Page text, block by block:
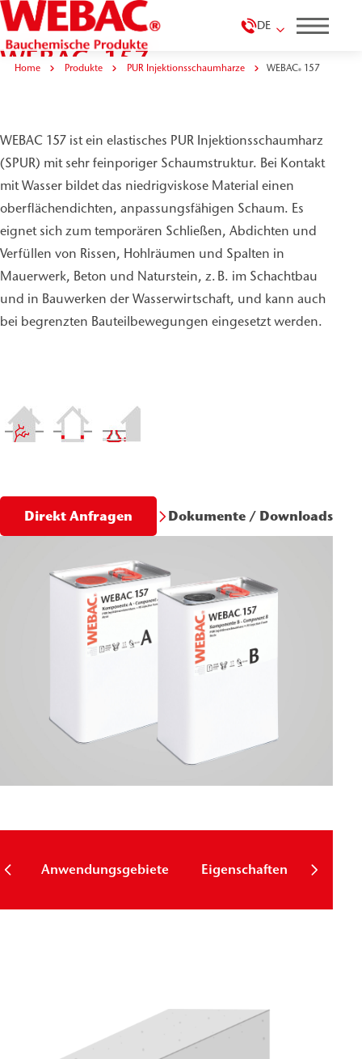
DE
Home Produkte PUR Injektionsschaumharze WEBAC®157
WEBAC®157
WEBAC 157 ist ein elastisches PUR Injektionsschaumharz
(SPUR) mit sehr feinporiger Schaumstruktur. Bei Kontakt
mit Wasser bildet das niedrigviskose Material einen
oberflächendichten, anpassungsfähigen Schaum. Es
eignet sich zum temporären Schließen, Abdichten und
Verfüllen von Rissen, Hohlräumen und Spalten in
Mauerwerk, Beton und Naturstein, z. B. im Schachtbau
und in Bauwerken der Wasserwirtschaft, und kann auch
bei begrenzten Bauteilbewegungen eingesetzt werden.
Direkt Anfragen Dokumente / Downloads
Anwendungsgebiete Eigenschaften